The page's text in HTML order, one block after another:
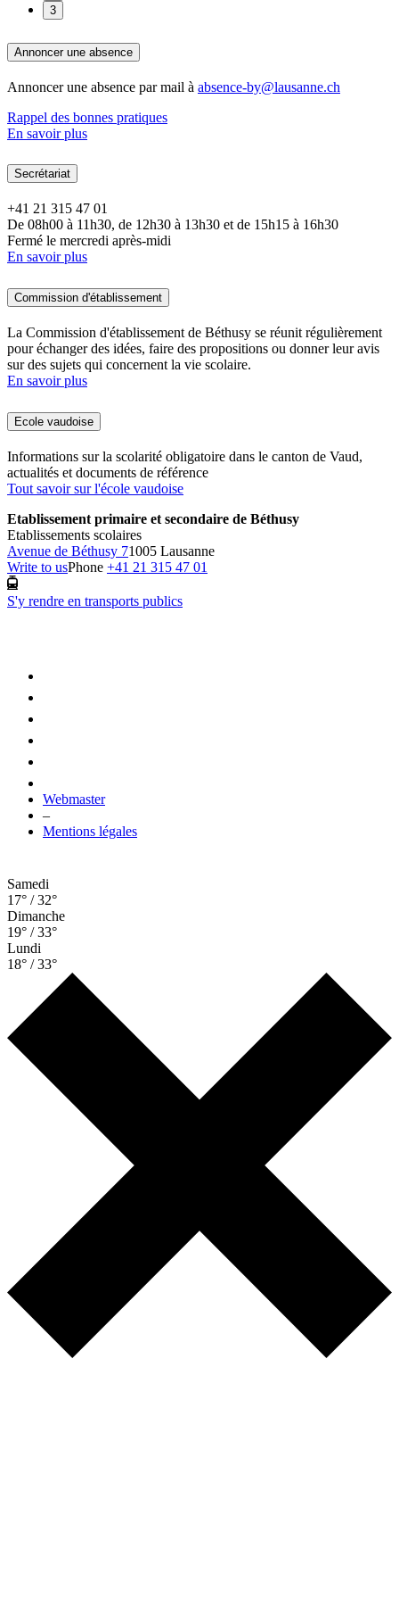
3
Annoncer une absence
Annoncer une absence par mail à absence-by@lausanne.ch
Rappel des bonnes pratiques
En savoir plus
Secrétariat
+41 21 315 47 01
De 08h00 à 11h30, de 12h30 à 13h30 et de 15h15 à 16h30
Fermé le mercredi après-midi
En savoir plus
Commission d'établissement
La Commission d'établissement de Béthusy se réunit régulièrement
pour échanger des idées, faire des propositions ou donner leur avis
sur des sujets qui concernent la vie scolaire.
En savoir plus
Ecole vaudoise
Informations sur la scolarité obligatoire dans le canton de Vaud,
actualités et documents de référence
Tout savoir sur l'école vaudoise
Etablissement primaire et secondaire de Béthusy
Etablissements scolaires
Avenue de Béthusy 71005 Lausanne
Write to usPhone +41 21 315 47 01
S'y rendre en transports publics
Webmaster
–
Mentions légales
Samedi
17° / 32°
Dimanche
19° / 33°
Lundi
18° / 33°